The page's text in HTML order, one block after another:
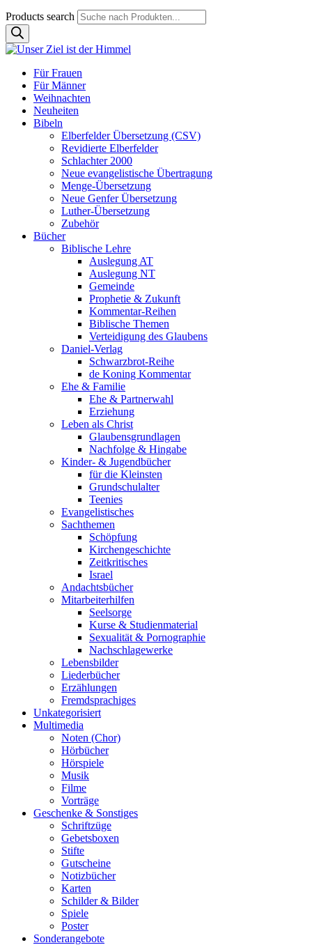
Products search
Für Frauen
Für Männer
Weihnachten
Neuheiten
Bibeln
Elberfelder Übersetzung (CSV)
Revidierte Elberfelder
Schlachter 2000
Neue evangelistische Übertragung
Menge-Übersetzung
Neue Genfer Übersetzung
Luther-Übersetzung
Zubehör
Bücher
Biblische Lehre
Auslegung AT
Auslegung NT
Gemeinde
Prophetie & Zukunft
Kommentar-Reihen
Biblische Themen
Verteidigung des Glaubens
Daniel-Verlag
Schwarzbrot-Reihe
de Koning Kommentar
Ehe & Familie
Ehe & Partnerwahl
Erziehung
Leben als Christ
Glaubensgrundlagen
Nachfolge & Hingabe
Kinder- & Jugendbücher
für die Kleinsten
Grundschulalter
Teenies
Evangelistisches
Sachthemen
Schöpfung
Kirchengeschichte
Zeitkritisches
Israel
Andachtsbücher
Mitarbeiterhilfen
Seelsorge
Kurse & Studienmaterial
Sexualität & Pornographie
Nachschlagewerke
Lebensbilder
Liederbücher
Erzählungen
Fremdsprachiges
Unkategorisiert
Multimedia
Noten (Chor)
Hörbücher
Hörspiele
Musik
Filme
Vorträge
Geschenke & Sonstiges
Schriftzüge
Gebetsboxen
Stifte
Gutscheine
Notizbücher
Karten
Schilder & Bilder
Spiele
Poster
Sonderangebote